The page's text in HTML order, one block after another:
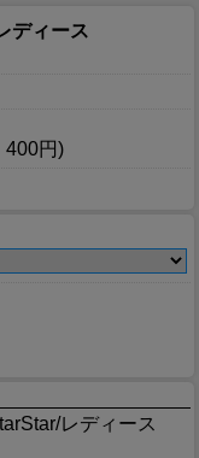
ディース
400円)
レディース